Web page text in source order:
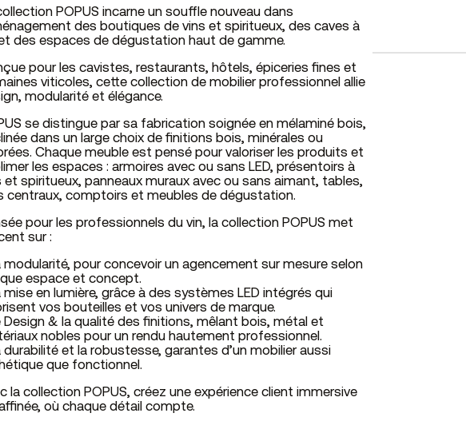
POPUS incarne un souffle nouveau dans
des boutiques de vins et spiritueux, des caves à
des espaces de dégustation haut de gamme.
pour les cavistes, restaurants, hôtels, épiceries fines et
viticoles, cette collection de mobilier professionnel allie
modularité et élégance.
se distingue par sa fabrication soignée en mélaminé bois,
dans un large choix de finitions bois, minérales ou
Chaque meuble est pensé pour valoriser les produits et
les espaces : armoires avec ou sans LED, présentoirs à
et spiritueux, panneaux muraux avec ou sans aimant, tables,
centraux, comptoirs et meubles de dégustation.
pour les professionnels du vin, la collection POPUS met
sur :
modularité, pour concevoir un agencement sur mesure selon
espace et concept.
mise en lumière, grâce à des systèmes LED intégrés qui
vos bouteilles et vos univers de marque.
Design & la qualité des finitions, mêlant bois, métal et
nobles pour un rendu hautement professionnel.
durabilité et la robustesse, garantes d’un mobilier aussi
que fonctionnel.
la collection POPUS, créez une expérience client immersive
où chaque détail compte.